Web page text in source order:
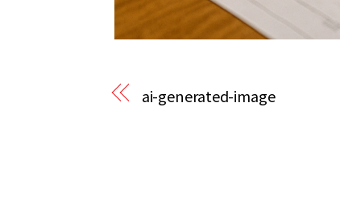
ai-generated-image